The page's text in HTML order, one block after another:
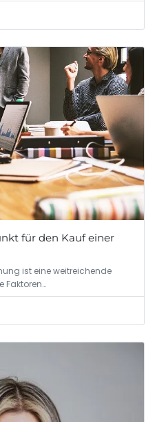
für den Kauf einer
ist eine weitreichende
Faktoren…